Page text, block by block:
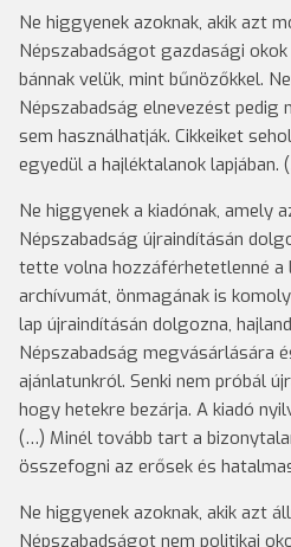
Ne higgyenek azoknak, akik azt
Népszabadságot gazdasági
bánnak velük, mint bűnözőkkel.
Népszabadság elnevezést pedig
sem használhatják. Cikkeiket
egyedül a hajléktalanok lapjában.
Ne higgyenek a kiadónak, amely
Népszabadság újraindításán
tette volna hozzáférhetetlenné a
archívumát, önmagának is
lap újraindításán dolgozna,
Népszabadság megvásárlására
ajánlatunkról. Senki nem próbál
hogy hetekre bezárja. A kiadó
(…) Minél tovább tart a
összefogni az erősek és
Ne higgyenek azoknak, akik azt
Népszabadságot nem politikai